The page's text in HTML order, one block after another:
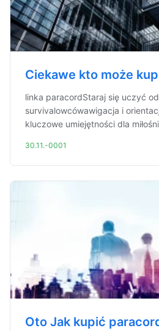
Ciekawe kto może
linka paracordStaraj się uczyć
survivalowcówawigacja i
kluczowe umiejętności dla
30.11.-0001
Oto Jak kupić